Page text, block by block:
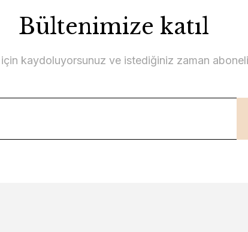
Bültenimize katıl
için kaydoluyorsunuz ve istediğiniz zaman